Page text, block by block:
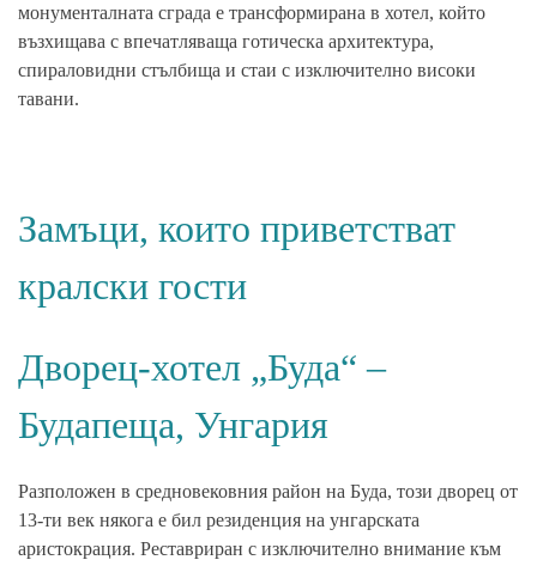
монументалната сграда е трансформирана в хотел, който
възхищава с впечатляваща готическа архитектура,
спираловидни стълбища и стаи с изключително високи
тавани.
Замъци, които приветстват
кралски гости
Дворец-хотел „Буда“ –
Будапеща, Унгария
Разположен в средновековния район на Буда, този дворец от
13-ти век някога е бил резиденция на унгарската
аристокрация. Реставриран с изключително внимание към